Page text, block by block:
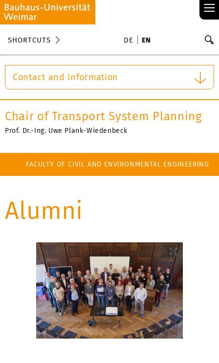
≡
SHORTCUTS DE EN
Contact and Information
Chair of Transport System Planning
Prof. Dr.-Ing. Uwe Plank-Wiedenbeck
FACULTY OF CIVIL AND ENVIRONMENTAL ENGINEERING
Alumni